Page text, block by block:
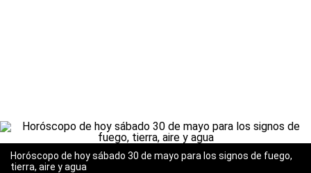
Horóscopo de hoy sábado 30 de mayo para los signos de fuego,
tierra, aire y agua